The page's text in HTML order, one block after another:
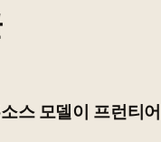
스 모델이 프런티어